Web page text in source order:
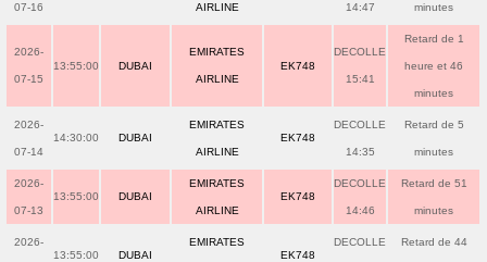
07-16 AIRLINE 14:47 minutes
2026-
07-15
13:55:00 DUBAI
EMIRATES
AIRLINE
EK748
DECOLLE
15:41
Retard de 1
heure et 46
minutes
2026-
07-14
14:30:00 DUBAI
EMIRATES
AIRLINE
EK748
DECOLLE
14:35
Retard de 5
minutes
2026-
07-13
13:55:00 DUBAI
EMIRATES
AIRLINE
EK748
DECOLLE
14:46
Retard de 51
minutes
2026-
13:55:00 DUBAI
EMIRATES
EK748
DECOLLE Retard de 44